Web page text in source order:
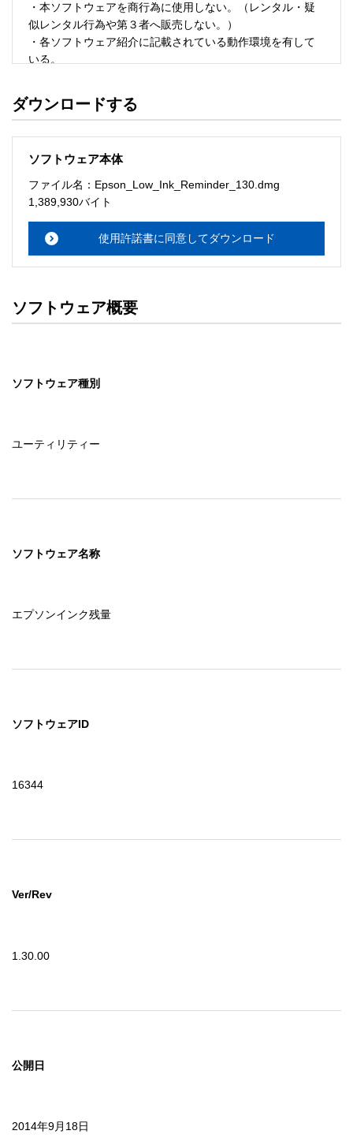
・本ソフトウェアを商行為に使用しない。（レンタル・疑
似レンタル行為や第３者へ販売しない。）
・各ソフトウェア紹介に記載されている動作環境を有して
いる。
・ソフトウェアを改変、またはリバースエンジニアリング
ソフトウェアのサポート
・本サーバでは、ユーザーサポートは行いません。搭載ソ
メーションセンターまでお願い
ルをお読み下さい。
ソフトウェアの保証範囲
・ソフトウェアのダウンロード・導入はお客様の責任にお
セイコーエプソン株式会社に帰属します。
ダウンロードする
ソフトウェア本体
ファイル名：Epson_Low_Ink_Reminder_130.dmg
1,389,930バイト
使用許諾書に同意してダウンロード
ソフトウェア概要
ソフトウェア種別
ユーティリティー
ソフトウェア名称
エプソンインク残量
ソフトウェアID
16344
Ver/Rev
1.30.00
公開日
2014年9月18日